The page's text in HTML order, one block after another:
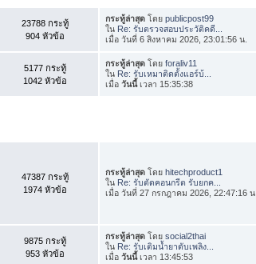
23788 กระทู้
904 หัวข้อ
กระทู้ล่าสุด โดยpublicpost99
ใน Re: รับตรวจสอบประวัติคดี...
เมื่อ วันที่ 6 สิงหาคม 2026, 23:01:56 น.
5177 กระทู้
1042 หัวข้อ
กระทู้ล่าสุด โดยforaliv11
ใน Re: รับเหมาติดตั้งแอร์บ้...
เมื่อวันนี้เวลา 15:35:38
47387 กระทู้
1974 หัวข้อ
กระทู้ล่าสุด โดยhitechproduct1
ใน Re: รับตัดคอนกรีต รับยกค...
เมื่อ วันที่ 27 กรกฎาคม 2026, 22:47:16 น.
9875 กระทู้
953 หัวข้อ
กระทู้ล่าสุด โดยsocial2thai
ใน Re: รับเติมน้ำยาดับเพลิง...
เมื่อวันนี้เวลา 13:45:53